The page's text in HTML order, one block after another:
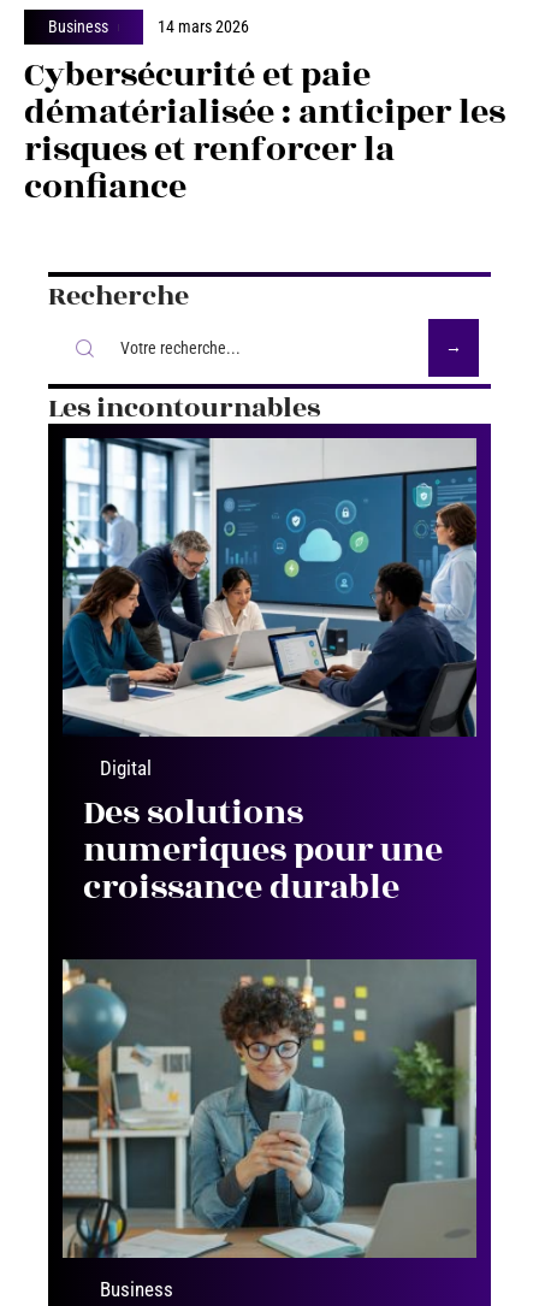
Business 14 mars 2026
Cybersécurité et paie
dématérialisée : anticiper les
risques et renforcer la
confiance
Recherche
Les incontournables
Digital
Des solutions
numeriques pour une
croissance durable
Business